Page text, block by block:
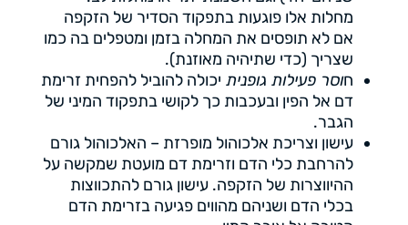
מחלות אלו פוגעות בתפקוד הסדיר של הזקפה
אם לא תופסים את המחלה בזמן ומטפלים בה כמו
שצריך (כדי שתיהיה מאוזנת).
חוסר פעילות גופנית יכולה להוביל להפחית זרימת
דם אל הפין ובעכבות כך לקושי בתפקוד המיני של
הגבר.
עישון וצריכת אלכוהול מופרזת – האלכוהול גורם
להרחבת כלי הדם וזרימת דם מועטת שמקשה על
ההיווצרות של הזקפה. עישון גורם להתכווצות
בכלי הדם ושניהם מהווים פגיעה בזרימת הדם